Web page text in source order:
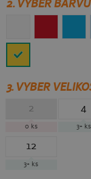
2. VYBER BARVU
3.VYBER
2
0 ks
4
3+ ks
12
3+ ks